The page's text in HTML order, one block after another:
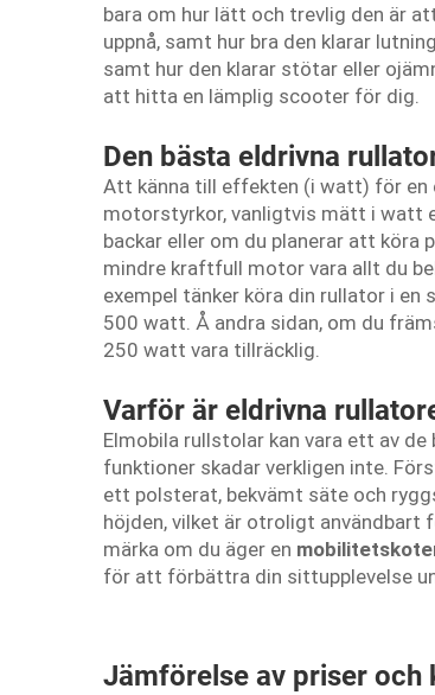
bara om hur lätt och trevlig den är
uppnå, samt hur bra den klarar
samt hur den klarar stötar eller
att hitta en lämplig scooter för dig.
Den bästa eldrivna
Att känna till effekten (i watt) för en
motorstyrkor, vanligtvis mätt i watt
backar eller om du planerar att köra
mindre kraftfull motor vara allt du
exempel tänker köra din rullator i en
500 watt. Å andra sidan, om du
250 watt vara tillräcklig.
Varför är eldrivna
Elmobila rullstolar kan vara ett av
funktioner skadar verkligen inte.
ett polsterat, bekvämt säte och
höjden, vilket är otroligt användbart
märka om du äger en
för att förbättra din sittupplevelse
Jämförelse av priser